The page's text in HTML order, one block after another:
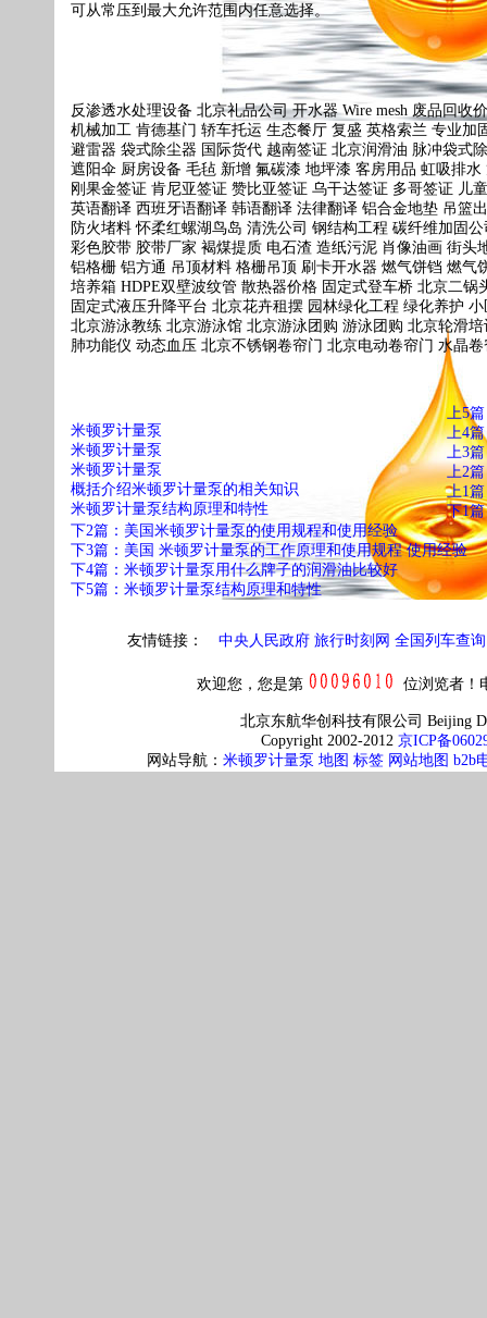
可从常压到最大允许范围内任意选择。
反渗透水处理设备 北京礼品公司 开水器 Wire mesh 废品回收
机械加工 肯德基门 轿车托运 生态餐厅 复盛 英格索兰 专业加
避雷器 袋式除尘器 国际货代 越南签证 北京润滑油 脉冲袋式
遮阳伞 厨房设备 毛毡 新增 氟碳漆 地坪漆 客房用品 虹吸排水
刚果金签证 肯尼亚签证 赞比亚签证 乌干达签证 多哥签证 儿
英语翻译 西班牙语翻译 韩语翻译 法律翻译 铝合金地垫 吊篮
防火堵料 怀柔红螺湖鸟岛 清洗公司 钢结构工程 碳纤维加固公
彩色胶带 胶带厂家 褐煤提质 电石渣 造纸污泥 肖像油画 街头
铝格栅 铝方通 吊顶材料 格栅吊顶 刷卡开水器 燃气饼铛 燃气
培养箱 HDPE双壁波纹管 散热器价格 固定式登车桥 北京二锅
固定式液压升降平台 北京花卉租摆 园林绿化工程 绿化养护 小
北京游泳教练 北京游泳馆 北京游泳团购 游泳团购 北京轮滑培
肺功能仪 动态血压 北京不锈钢卷帘门 北京电动卷帘门 水晶卷
米顿罗计量泵
米顿罗计量泵
米顿罗计量泵
概括介绍米顿罗计量泵的相关知识
米顿罗计量泵结构原理和特性
上5
上4
上3
上2
上1
下1
下2篇：美国米顿罗计量泵的使用规程和使用经验
下3篇：美国 米顿罗计量泵的工作原理和使用规程 使用经验
下4篇：米顿罗计量泵用什么牌子的润滑油比较好
下5篇：米顿罗计量泵结构原理和特性
友情链接： 中央人民政府 旅行时刻网 全国列车查询
欢迎您，您是第 位浏览者！
北京东航华创科技有限公司 Beijing
Copyright 2002-2012 京ICP备
网站导航： 米顿罗计量泵 地图 标签 网站地图 b2b